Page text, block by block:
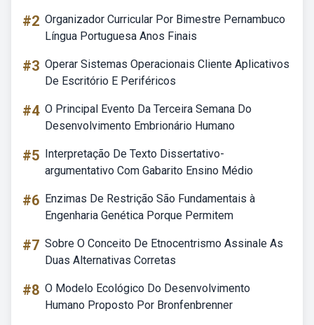
#2 Organizador Curricular Por Bimestre Pernambuco
Língua Portuguesa Anos Finais
#3 Operar Sistemas Operacionais Cliente Aplicativos
De Escritório E Periféricos
#4 O Principal Evento Da Terceira Semana Do
Desenvolvimento Embrionário Humano
#5 Interpretação De Texto Dissertativo-
argumentativo Com Gabarito Ensino Médio
#6 Enzimas De Restrição São Fundamentais à
Engenharia Genética Porque Permitem
#7 Sobre O Conceito De Etnocentrismo Assinale As
Duas Alternativas Corretas
#8 O Modelo Ecológico Do Desenvolvimento
Humano Proposto Por Bronfenbrenner